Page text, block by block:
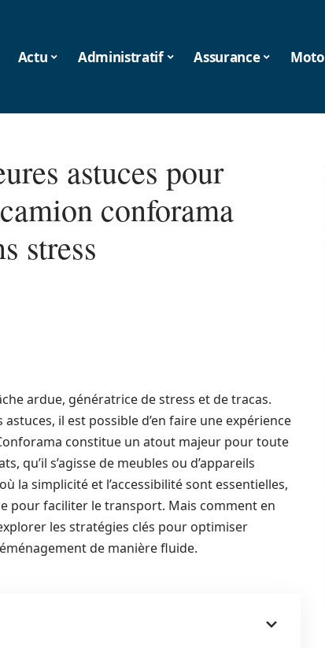
Actu Administratif Assurance Moto
astuces pour
conforama
stress
ardue, génératrice de stress et de tracas.
il est possible d’en faire une expérience
constitue un atout majeur pour toute
qu’il s’agisse de meubles ou d’appareils
la simplicité et l’accessibilité sont essentielles,
pour faciliter le transport. Mais comment en
les stratégies clés pour optimiser
de manière fluide.